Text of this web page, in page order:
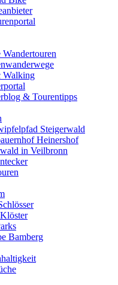
Walking
& Tourentipps
Steigerwald
Heinershof
in Veilbronn
Bamberg